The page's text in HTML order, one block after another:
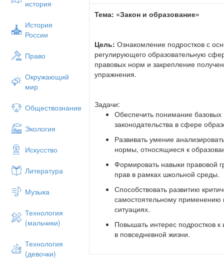
история
История
России
Право
Окружающий
мир
Обществознание
Экология
Искусство
Литература
Музыка
Технология
(мальчики)
Технология
(девочки)
Тема: «Закон и образование»
Цель:Ознакомление подростков с
регулирующего образовательную
правовых норм и закрепление
упражнения.
Задачи:
Обеспечить понимание
законодательства в сфере
Развивать умение
нормы, относящиеся к
Формировать навыки правовой
прав в рамках школьной среды.
Способствовать развитию
самостоятельному применению
ситуациях.
Повышать интерес подростков
в повседневной жизни.